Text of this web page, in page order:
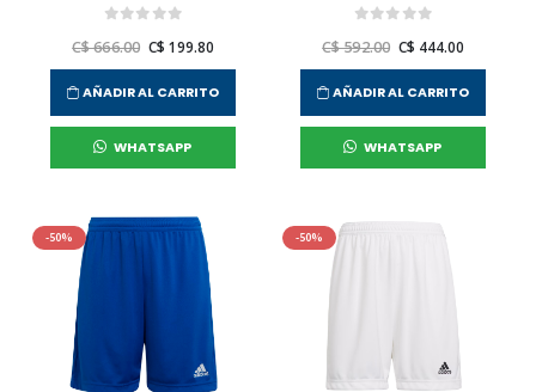
C$ 666.00 C$ 199.80
AÑADIR AL CARRITO
WHATSAPP
C$ 592.00 C$ 444.00
AÑADIR AL CARRITO
WHATSAPP
-50% -50%